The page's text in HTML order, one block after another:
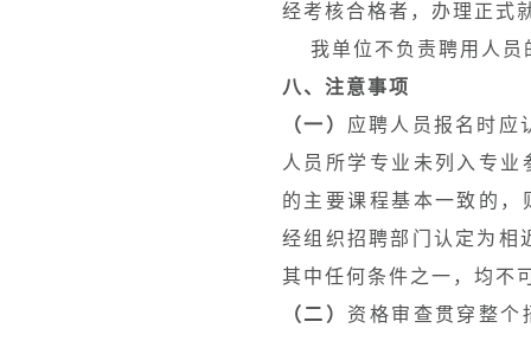
经考核合格者，办理正式
我单位不负责聘用人员
八、注意事项
（一） 应聘人员报名时应
人员所学专业未列入专
的主要课程基本一致的
经组织招聘部门认定为相
其中任何条件之一，均不
（二） 资格审查贯穿整个